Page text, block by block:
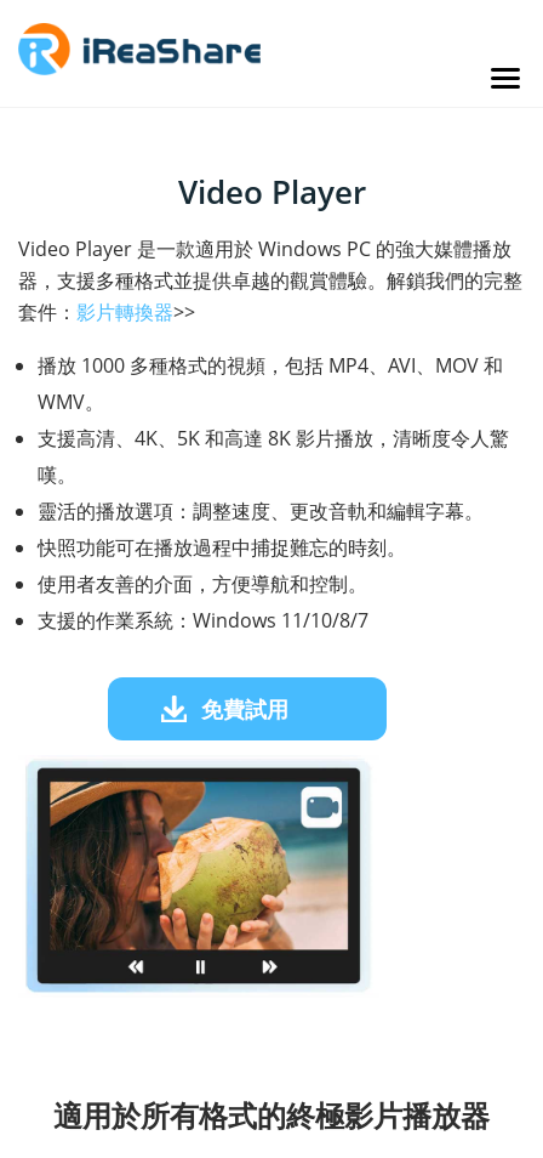
Video Player
Video Player 是一款適用於 Windows PC 的強大媒體播放
器，支援多種格式並提供卓越的觀賞體驗。解鎖我們的完整
套件： 影片轉換器>>
播放 1000 多種格式的視頻，包括 MP4、AVI、MOV 和
WMV。
支援高清、4K、5K 和高達 8K 影片播放，清晰度令人驚
嘆。
靈活的播放選項：調整速度、更改音軌和編輯字幕。
快照功能可在播放過程中捕捉難忘的時刻。
使用者友善的介面，方便導航和控制。
支援的作業系統：Windows 11/10/8/7
免費試用
適用於所有格式的終極影片播放器